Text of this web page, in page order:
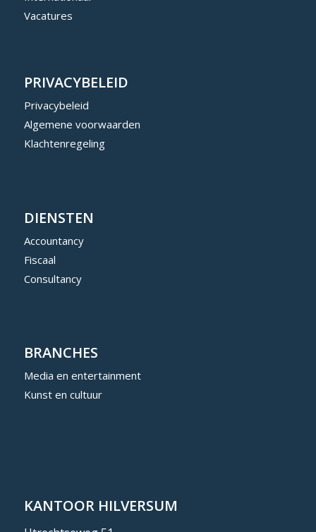
Vacatures
PRIVACYBELEID
Privacybeleid
Algemene voorwaarden
Klachtenregeling
DIENSTEN
Accountancy
Fiscaal
Consultancy
BRANCHES
Media en entertainment
Kunst en cultuur
KANTOOR HILVERSUM